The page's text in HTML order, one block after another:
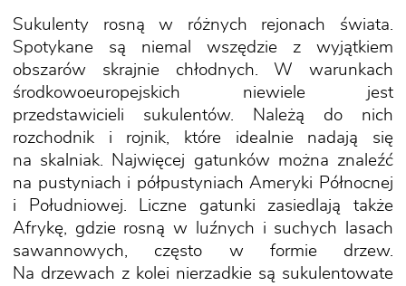
Sukulenty rosną w różnych rejonach świata.
Spotykane są niemal wszędzie z wyjątkiem
obszarów skrajnie chłodnych. W warunkach
środkowoeuropejskich niewiele jest
przedstawicieli sukulentów. Należą do nich
rozchodnik i rojnik, które idealnie nadają się
na skalniak. Najwięcej gatunków można znaleźć
na pustyniach i półpustyniach Ameryki Północnej
i Południowej. Liczne gatunki zasiedlają także
Afrykę, gdzie rosną w luźnych i suchych lasach
sawannowych, często w formie drzew.
Na drzewach z kolei nierzadkie są sukulentowate